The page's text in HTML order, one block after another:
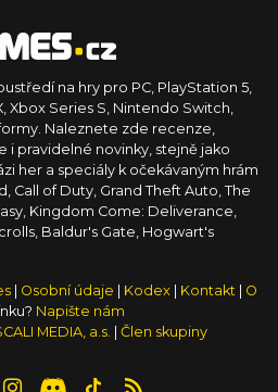
na hry pro PC, PlayStation 5,
Xbox Series S, Nintendo Switch,
Naleznete zde recenze,
i pravidelné novinky, stejně jako
her a speciály k očekávaným hrám
Call of Duty, Grand Theft Auto, The
Kingdom Come: Deliverance,
Baldur's Gate, Hogwart's
Osobní údaje Kodex Kontakt
O
Napište nám
MEDIA, a.s.
Člen skupiny